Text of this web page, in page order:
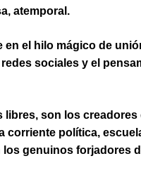
atemporal.
en el hilo mágico de
sociales y el
libres, son los
corriente política,
genuinos forjadores